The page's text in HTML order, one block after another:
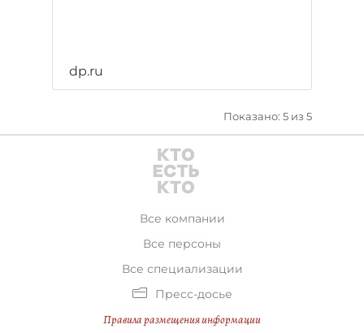
dp.ru
Показано: 5 из 5
Все компании
Все персоны
Все специализации
Пресс-досье
Правила размещения информации